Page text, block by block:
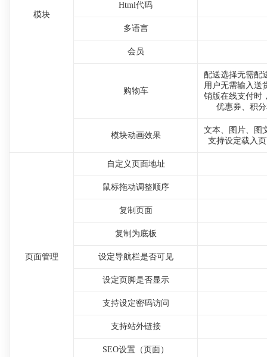
模块
Html代码
多语言
会员
购物车
配送选择无需配
用户无需输入送
销版在线支付时
优惠券、积
模块动画效果
文本、图片、图
支持设定载入
页面管理
自定义页面地址
鼠标拖动调整顺序
复制页面
复制为底板
设定导航栏是否可见
设定页脚是否显示
支持设定密码访问
支持站外链接
SEO设置（页面）